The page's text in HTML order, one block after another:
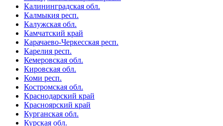
Калининградская обл.
Калмыкия респ.
Калужская обл.
Камчатский край
Карачаево-Черкесская респ.
Карелия респ.
Кемеровская обл.
Кировская обл.
Коми респ.
Костромская обл.
Краснодарский край
Красноярский край
Курганская обл.
Курская обл.